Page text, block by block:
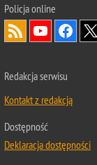
Policja online
Redakcja serwisu
Kontakt z redakcją
Dostępność
Deklaracja dostępności